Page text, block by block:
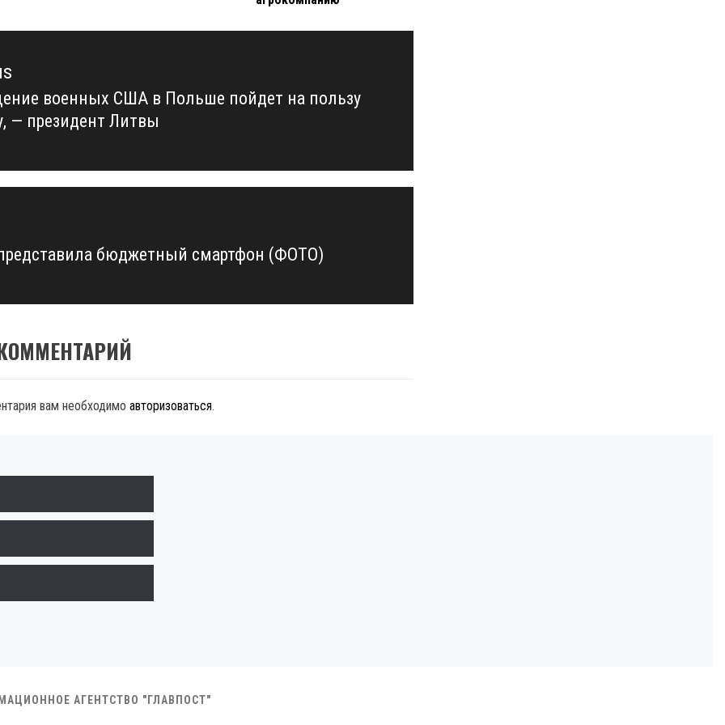
военных США в Польше пойдет на пользу
— президент Литвы
бюджетный смартфон (ФОТО)
вам необходимо авторизоваться.
АГЕНТСТВО "ГЛАВПОСТ"